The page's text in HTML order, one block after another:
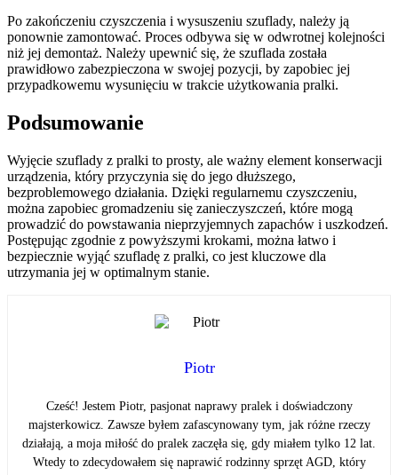
Po zakończeniu czyszczenia i wysuszeniu szuflady, należy ją
ponownie zamontować. Proces odbywa się w odwrotnej kolejności
niż jej demontaż. Należy upewnić się, że szuflada została
prawidłowo zabezpieczona w swojej pozycji, by zapobiec jej
przypadkowemu wysunięciu w trakcie użytkowania pralki.
Podsumowanie
Wyjęcie szuflady z pralki to prosty, ale ważny element konserwacji
urządzenia, który przyczynia się do jego dłuższego,
bezproblemowego działania. Dzięki regularnemu czyszczeniu,
można zapobiec gromadzeniu się zanieczyszczeń, które mogą
prowadzić do powstawania nieprzyjemnych zapachów i uszkodzeń.
Postępując zgodnie z powyższymi krokami, można łatwo i
bezpiecznie wyjąć szufladę z pralki, co jest kluczowe dla
utrzymania jej w optimalnym stanie.
Piotr
Cześć! Jestem Piotr, pasjonat naprawy pralek i doświadczony
majsterkowicz. Zawsze byłem zafascynowany tym, jak różne rzeczy
działają, a moja miłość do pralek zaczęła się, gdy miałem tylko 12 lat.
Wtedy to zdecydowałem się naprawić rodzinny sprzęt AGD, który